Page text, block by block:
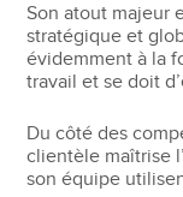
Son atout majeur
stratégique et
évidemment à la
travail et se doit
Du côté des
clientèle maîtrise
son équipe